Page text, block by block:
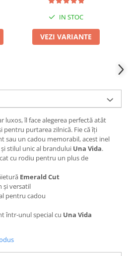
IN STOC
VEZI VARIANTE
luxos, îl face alegerea perfectă atât
pentru purtarea zilnică. Fie că îți
sau un cadou memorabil, acest inel
stilul unic al brandului Una Vida.
cu rodiu pentru un plus de
Emerald Cut
și versatil
pentru cadou
într-unul special cu Una Vida